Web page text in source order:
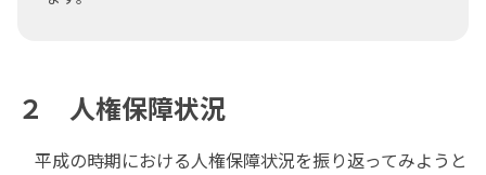
２ 人権保障状況
平成の時期における人権保障状況を振り返ってみようと